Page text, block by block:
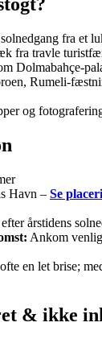
fra et
fra travle
Dolmabahçe-
Rumeli-
og
Havn – Se
årstidens
Ankom
en let brise;
& ikke